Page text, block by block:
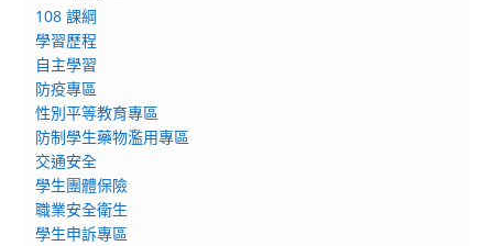
108 課綱
學習歷程
自主學習
防疫專區
性別平等教育專區
防制學生藥物濫用專區
交通安全
學生團體保險
職業安全衛生
學生申訴專區